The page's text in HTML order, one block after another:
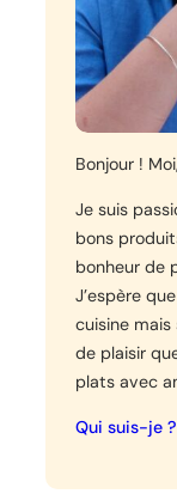
Bonjour !
Je suis
bons
bonheur de
J’espère
cuisine
de plaisir
plats avec
Qui suis-je ?